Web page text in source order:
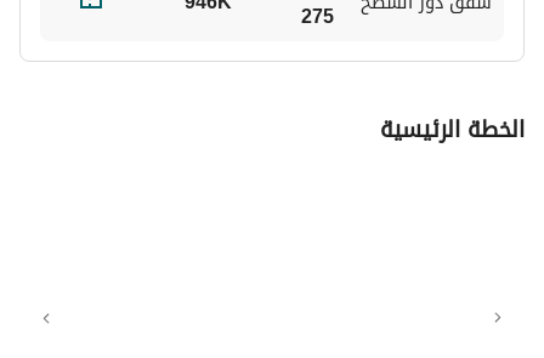
275
الخطة الرئيسية